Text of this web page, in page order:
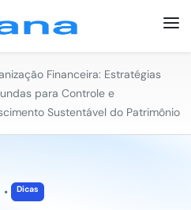
Financeira: Estratégias
para Controle e
Sustentável do Patrimônio
• Dicas